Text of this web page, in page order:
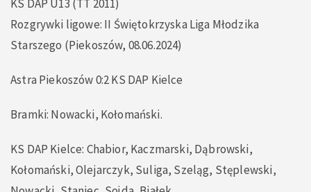
KS DAP U13 (TT 2011)
Rozgrywki ligowe: II Świętokrzyska Liga Młodzika
Starszego (Piekoszów, 08.06.2024)
Astra Piekoszów 0:2 KS DAP Kielce
Bramki: Nowacki, Kołomański.
KS DAP Kielce: Chabior, Kaczmarski, Dąbrowski,
Kołomański, Olejarczyk, Suliga, Szeląg, Stęplewski,